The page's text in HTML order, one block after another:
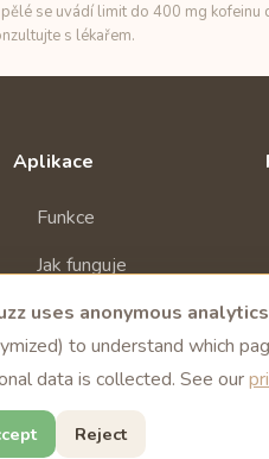
se uvádí limit do 400 mg kofeinu
s lékařem.
Aplikace
Funkce
Jak funguje
Stáhnout
uses anonymous
to understand which
data is collected. See our
Reject